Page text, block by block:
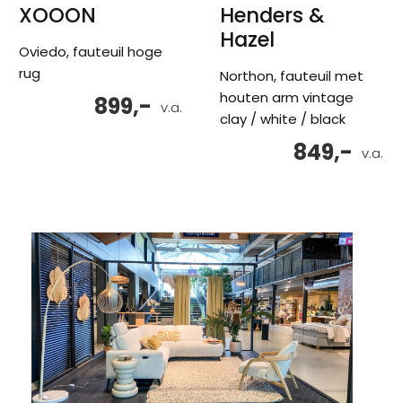
XOOON
Oviedo, fauteuil hoge
rug
v.a.
899,-
Henders &
Hazel
Northon, fauteuil met
houten arm vintage
clay / white / black
v.a.
849,-